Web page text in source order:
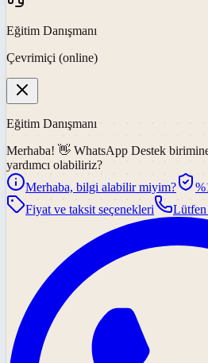
Eğitim Danışmanı
Çevrimiçi (online)
Eğitim Danışmanı
Merhaba! 👋 WhatsApp Destek
yardımcı olabiliriz?
Merhaba, bilgi alabilir miyim?
Fiyat ve taksit seçenekleri
Lütfen